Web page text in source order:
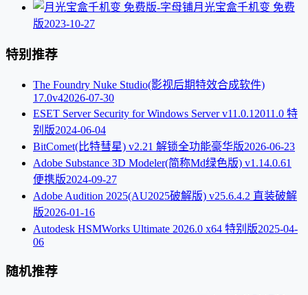
月光宝盒千机变 免费
版2023-10-27
特别推荐
The Foundry Nuke Studio(影视后期特效合成软件)
17.0v42026-07-30
ESET Server Security for Windows Server v11.0.12011.0 特
别版2024-06-04
BitComet(比特彗星) v2.21 解锁全功能豪华版2026-06-23
Adobe Substance 3D Modeler(简称Md绿色版) v1.14.0.61
便携版2024-09-27
Adobe Audition 2025(AU2025破解版) v25.6.4.2 直装破解
版2026-01-16
Autodesk HSMWorks Ultimate 2026.0 x64 特别版2025-04-
06
随机推荐